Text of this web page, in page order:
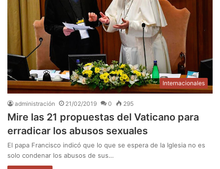
Internacionales
administración 21/02/2019 0 295
Mire las 21 propuestas del Vaticano para
erradicar los abusos sexuales
El papa Francisco indicó que lo que se espera de la Iglesia no es
solo condenar los abusos de sus…